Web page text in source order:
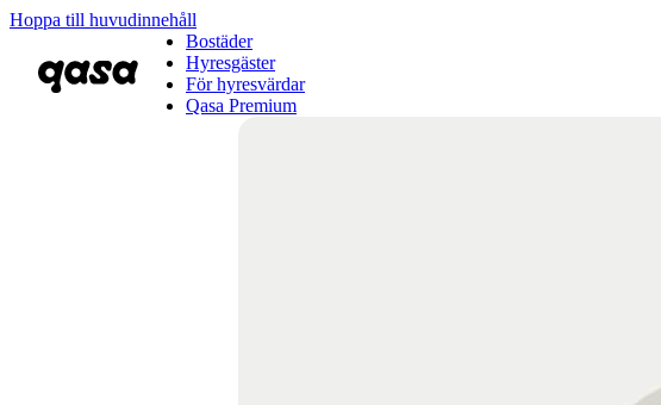
Hoppa till huvudinnehåll
Bostäder
Hyresgäster
För hyresvärdar
Qasa Premium